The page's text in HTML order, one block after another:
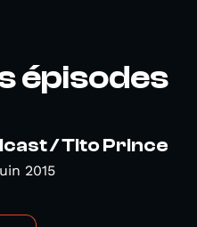
épisodes
/ Tito Prince
2015